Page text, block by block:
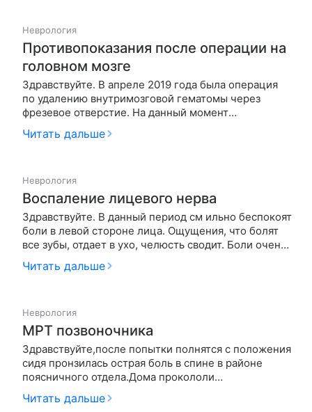
Неврология
Противопоказания после операции на
головном мозге
Здравствуйте. В апреле 2019 года была операция
по удалению внутримозговой гематомы через
фрезевое отверстие. На данный момент
большинство функций почти восстановились.
Давление в пределах 120/80. Осенью 2020 года
Читать дальше
Неврология
Воспаление лицевого нерва
Здравствуйте. В данный период см ильно беспокоят
боли в левой стороне лица. Ощущения, что болят
все зубы, отдает в ухо, челюсть сводит. Боли очень
сильные. Не помогают обезболивающие.
Происходит это, как правило, ночью. Длится в
Читать дальше
Неврология
МРТ позвоночника
Здравствуйте,после попытки полнятся с положения
сидя пронзилась острая боль в спине в районе
поясничного отдела.Дома прокололи
диклофенак,немного отпустило,но появилось
чувство жжения в районе лопаток,боль под левым
Читать дальше